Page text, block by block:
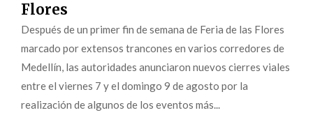
Flores
Después de un primer fin de semana de Feria de las Flores
marcado por extensos trancones en varios corredores de
Medellín, las autoridades anunciaron nuevos cierres viales
entre el viernes 7 y el domingo 9 de agosto por la
realización de algunos de los eventos más...